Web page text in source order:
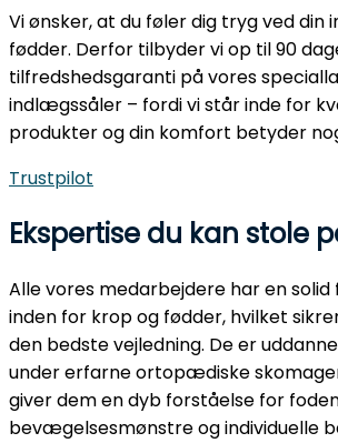
Vi ønsker, at du føler dig tryg ved din
fødder. Derfor tilbyder vi op til 90
tilfredshedsgaranti på vores
indlægssåler – fordi vi står inde for
produkter og din komfort betyder
Trustpilot
Ekspertise du kan stole
Alle vores medarbejdere har en
inden for krop og fødder, hvilket
den bedste vejledning. De er
under erfarne ortopædiske
giver dem en dyb forståelse for
bevægelsesmønstre og individuelle